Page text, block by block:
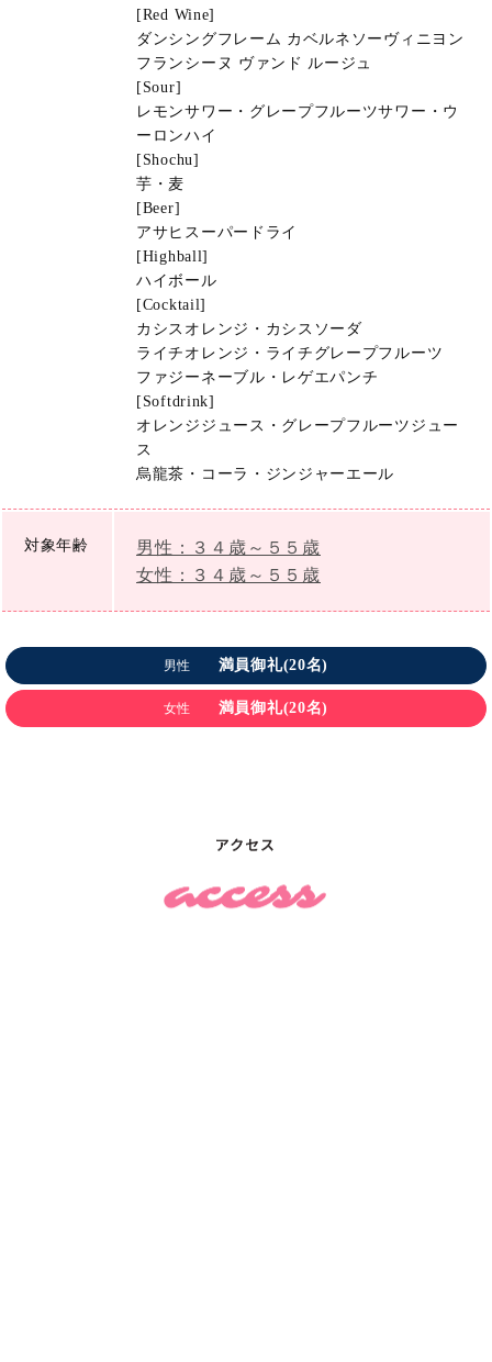
[Red Wine]
ダンシングフレーム カベルネソーヴィニヨン
フランシーヌ ヴァンド ルージュ
[Sour]
レモンサワー・グレープフルーツサワー・ウ
ーロンハイ
[Shochu]
芋・麦
[Beer]
アサヒスーパードライ
[Highball]
ハイボール
[Cocktail]
カシスオレンジ・カシスソーダ
ライチオレンジ・ライチグレープフルーツ
ファジーネーブル・レゲエパンチ
[Softdrink]
オレンジジュース・グレープフルーツジュー
ス
烏龍茶・コーラ・ジンジャーエール
対象年齢
男性：３４歳～５５歳
女性：３４歳～５５歳
男性 満員御礼(20名)
女性 満員御礼(20名)